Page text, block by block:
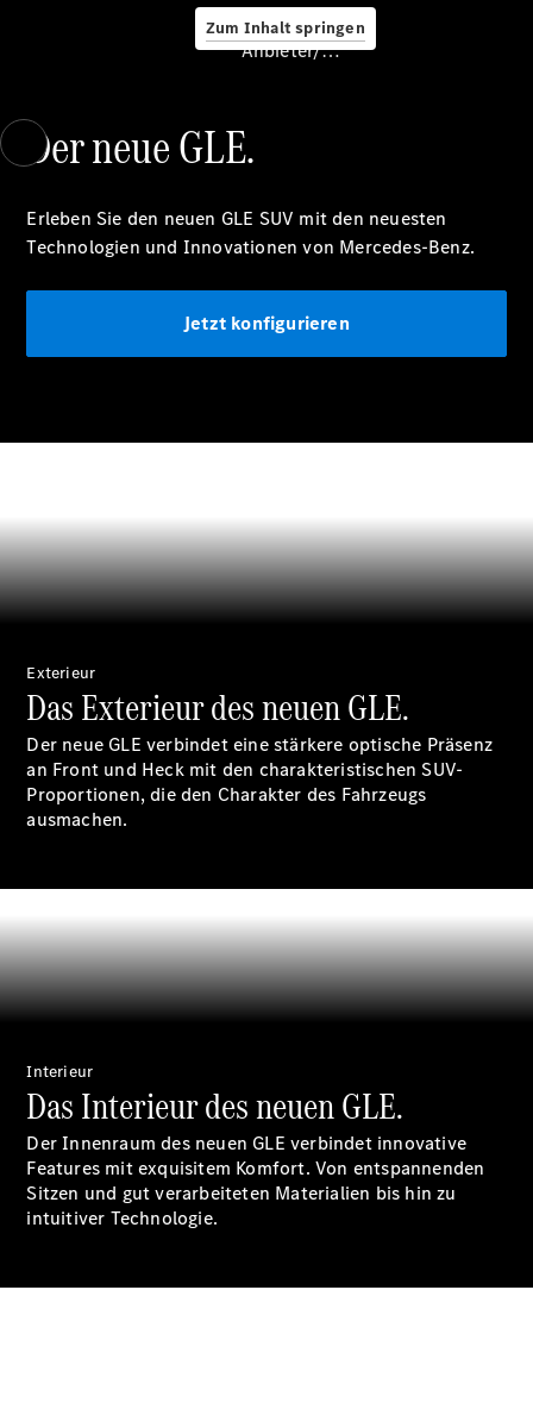
Zum Inhalt springen
Servicetermin
laden
Räder &
Reifen
Wartung,
Reparatur
Übersicht
Reparatur
Service &
Garantie
Broschüre
Anbieter/Datenschutz
Der neue GLE.
Erleben Sie den neuen GLE SUV mit den neuesten
Technologien und Innovationen von Mercedes-Benz.
Jetzt konfigurieren
Exterieur
Das Exterieur des neuen GLE.
Der neue GLE verbindet eine stärkere optische Präsenz
an Front und Heck mit den charakteristischen SUV-
Proportionen, die den Charakter des Fahrzeugs
ausmachen.
Interieur
Das Interieur des neuen GLE.
Der Innenraum des neuen GLE verbindet innovative
Features mit exquisitem Komfort. Von entspannenden
Sitzen und gut verarbeiteten Materialien bis hin zu
intuitiver Technologie.